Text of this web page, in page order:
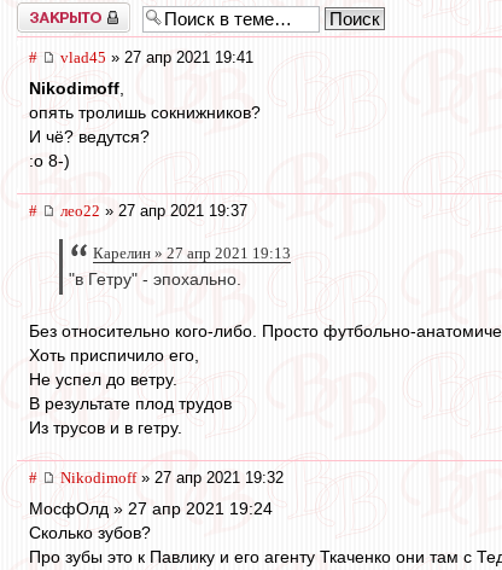
Закрыто
# vlad45 » 27 апр 2021 19:41
Nikodimoff,
опять тролишь сокнижников?
И чё? ведутся?
:o 8-)
# лео22 » 27 апр 2021 19:37
Карелин » 27 апр 2021 19:13
"в Гетру" - эпохально.
Без относительно кого-либо. Просто футбольно-
Хоть приспичило его,
Не успел до ветру.
В результате плод трудов
Из трусов и в гетру.
# Nikodimoff» 27 апр 2021 19:32
МосфОлд » 27 апр 2021 19:24
Сколько зубов?
Про зубы это к Павлику и его агенту Ткаченко они там с